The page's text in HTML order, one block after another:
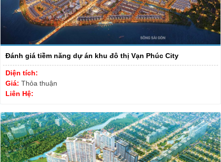
Đánh giá tiềm năng dự án khu đô thị Vạn Phúc City
Diện tích:
Giá: Thỏa thuận
Liên Hệ: